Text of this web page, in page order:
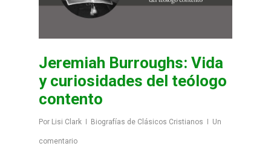
Jeremiah Burroughs: Vida
y curiosidades del teólogo
contento
Por Lisi Clark Biografías de Clásicos Cristianos Un
comentario